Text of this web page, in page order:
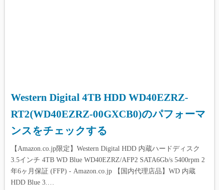
Western Digital 4TB HDD WD40EZRZ-
RT2(WD40EZRZ-00GXCB0)のパフォーマ
ンスをチェックする
【Amazon.co.jp限定】Western Digital HDD 内蔵ハードディスク
3.5インチ 4TB WD Blue WD40EZRZ/AFP2 SATA6Gb/s 5400rpm 2
年6ヶ月保証 (FFP) - Amazon.co.jp 【国内代理店品】WD 内蔵
HDD Blue 3.…